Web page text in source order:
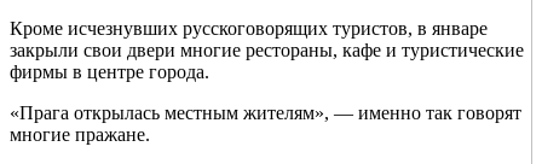
Кроме исчезнувших русскоговорящих туристов, в январе
закрыли свои двери многие рестораны, кафе и туристические
фирмы в центре города.
«Прага открылась местным жителям», — именно так говорят
многие пражане.